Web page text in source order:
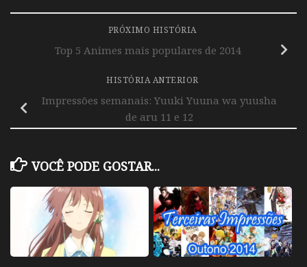
PRÓXIMO HISTÓRIA
Top 5 Animes mais populares de 2014
HISTÓRIA ANTERIOR
Impressões semanais: Yuuki Yuuna wa yuusha
de aru 11 e 12
VOCÊ PODE GOSTAR...